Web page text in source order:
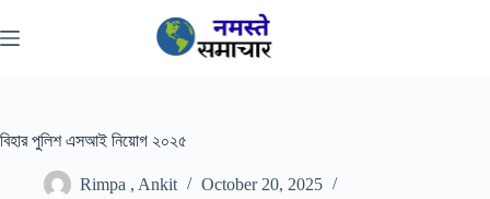
to
content
বিহার পুলিশ এসআই নিয়োগ ২০২৫
Rimpa , Ankit
October 20, 2025